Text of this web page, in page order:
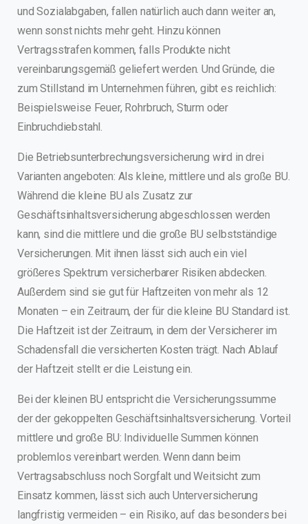
und Sozialabgaben, fallen natürlich auch dann weiter an,
wenn sonst nichts mehr geht. Hinzu können
Vertragsstrafen kommen, falls Produkte nicht
vereinbarungsgemäß geliefert werden. Und Gründe, die
zum Stillstand im Unternehmen führen, gibt es reichlich:
Beispielsweise Feuer, Rohrbruch, Sturm oder
Einbruchdiebstahl.
Die Betriebsunterbrechungsversicherung wird in drei
Varianten angeboten: Als kleine, mittlere und als große BU.
Während die kleine BU als Zusatz zur
Geschäftsinhaltsversicherung abgeschlossen werden
kann, sind die mittlere und die große BU selbstständige
Versicherungen. Mit ihnen lässt sich auch ein viel
größeres Spektrum versicherbarer Risiken abdecken.
Außerdem sind sie gut für Haftzeiten von mehr als 12
Monaten – ein Zeitraum, der für die kleine BU Standard ist.
Die Haftzeit ist der Zeitraum, in dem der Versicherer im
Schadensfall die versicherten Kosten trägt. Nach Ablauf
der Haftzeit stellt er die Leistung ein.
Bei der kleinen BU entspricht die Versicherungssumme
der der gekoppelten Geschäftsinhaltsversicherung. Vorteil
mittlere und große BU: Individuelle Summen können
problemlos vereinbart werden. Wenn dann beim
Vertragsabschluss noch Sorgfalt und Weitsicht zum
Einsatz kommen, lässt sich auch Unterversicherung
langfristig vermeiden – ein Risiko, auf das besonders bei